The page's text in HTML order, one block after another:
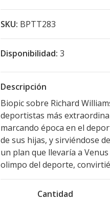
SKU: BPTT283
Disponibilidad: 3
Descripción
Biopic sobre Richard
deportistas más
marcando época en el
de sus hijas, y sirviéndose
un plan que llevaría a
olimpo del deporte,
Cantidad